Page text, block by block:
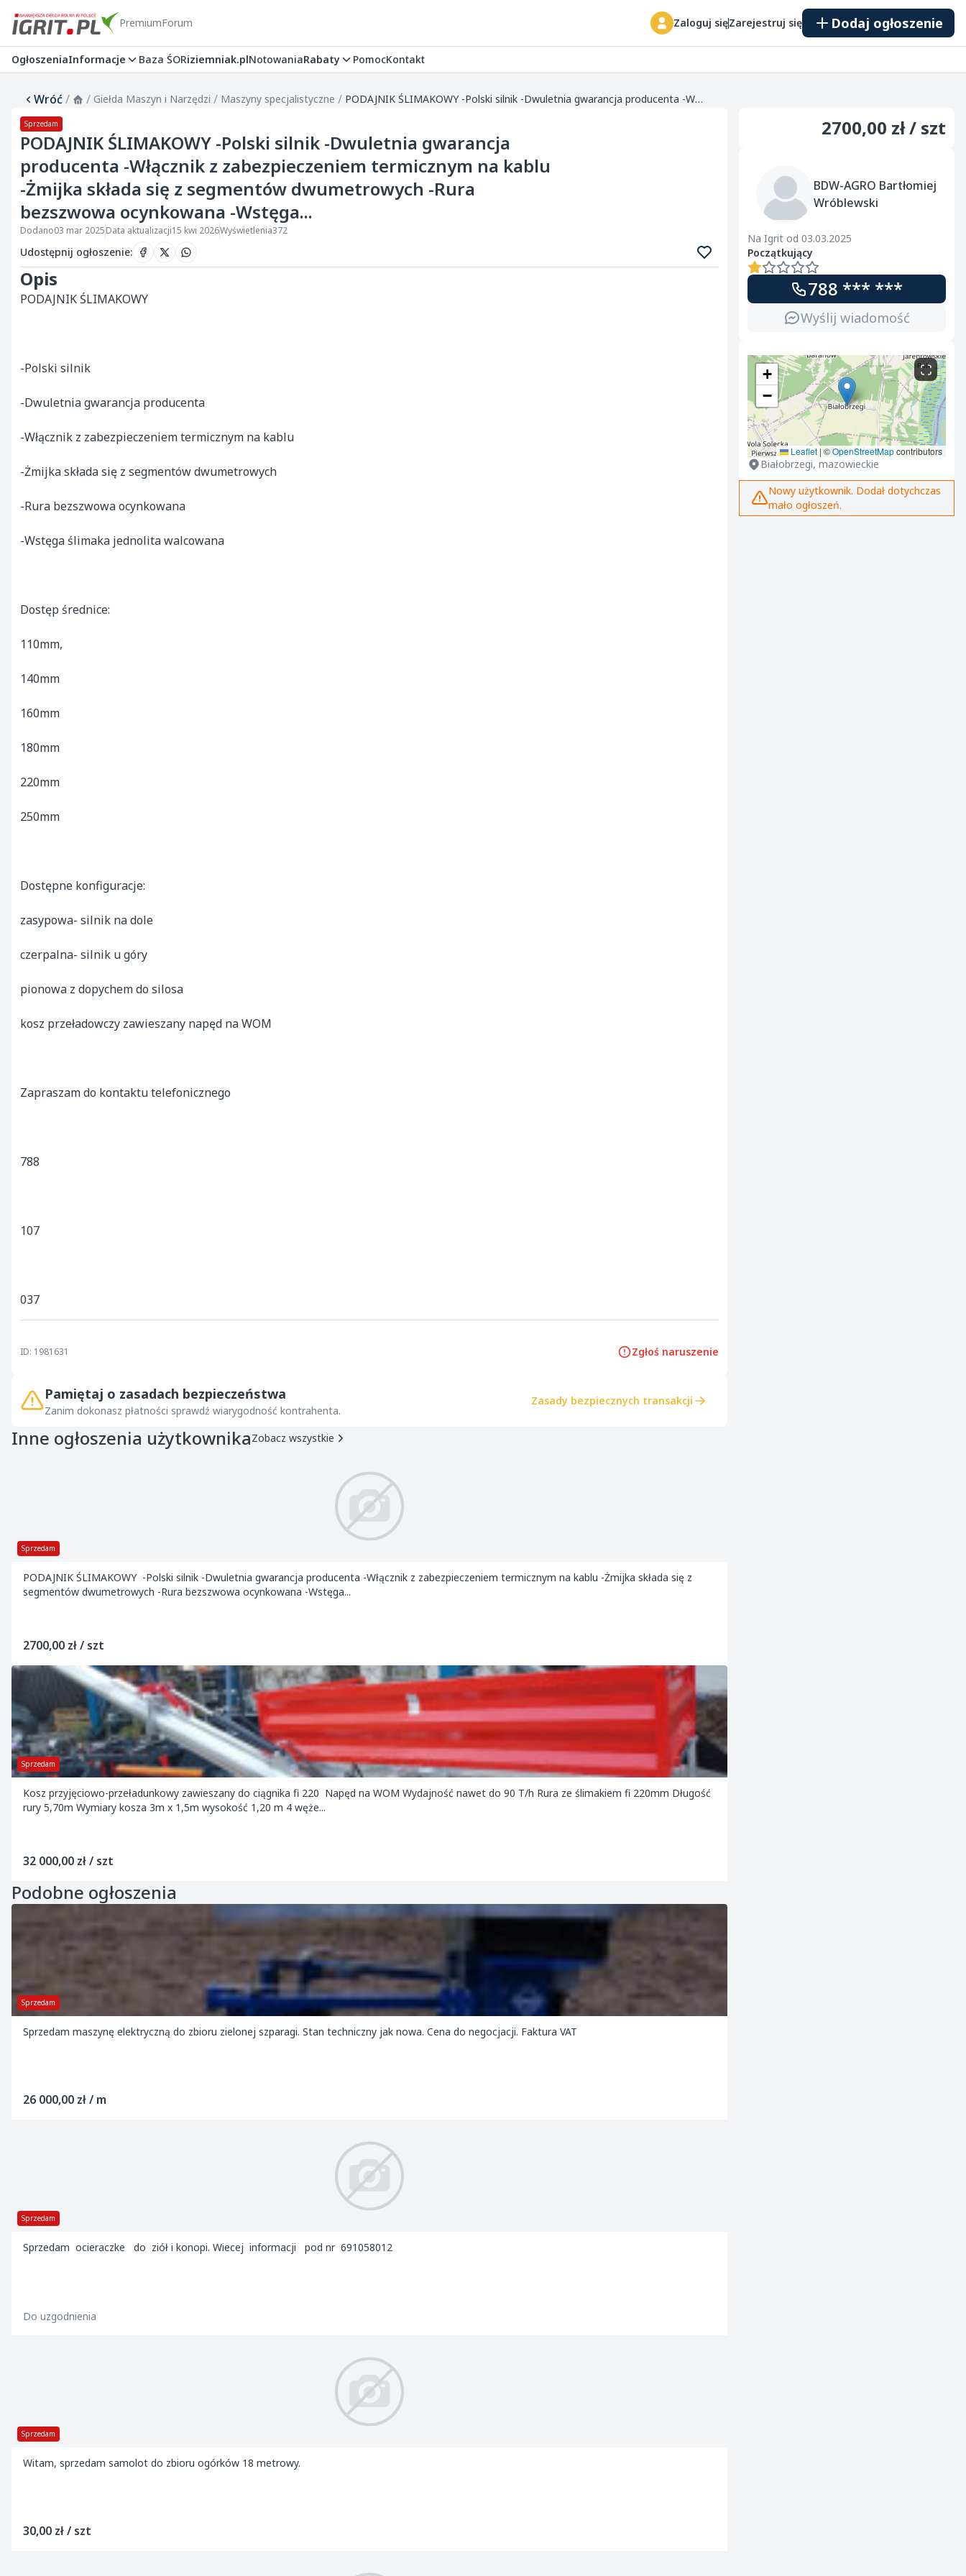
PremiumForum Zaloguj sięZarejestruj się Dodaj ogłoszenie
OgłoszeniaInformacje Baza ŚORiziemniak.plNotowaniaRabaty PomocKontakt
Wróć/ / Giełda Maszyn i Narzędzi / Maszyny specjalistyczne / PODAJNIK ŚLIMAKOWY -Polski silnik -Dwuletnia gwarancja producenta -Włącznik z zabezpieczeniem termicznym na kablu -Żmijka składa się z segmentów dwumetrowych -Rura bezszwowa ocynkowana -Wstęga...
Sprzedam
PODAJNIK ŚLIMAKOWY -Polski silnik -Dwuletnia gwarancja
producenta -Włącznik z zabezpieczeniem termicznym na kablu
-Żmijka składa się z segmentów dwumetrowych -Rura
bezszwowa ocynkowana -Wstęga...
Dodano03 mar 2025Data aktualizacji15 kwi 2026Wyświetlenia372
Udostępnij ogłoszenie:
Opis
PODAJNIK ŚLIMAKOWY
-Polski silnik
-Dwuletnia gwarancja producenta
-Włącznik z zabezpieczeniem termicznym na kablu
-Żmijka składa się z segmentów dwumetrowych
-Rura bezszwowa ocynkowana
-Wstęga ślimaka jednolita walcowana
Dostęp średnice:
110mm,
140mm
160mm
180mm
220mm
250mm
Dostępne konfiguracje:
zasypowa- silnik na dole
czerpalna- silnik u góry
pionowa z dopychem do silosa
kosz przeładowczy zawieszany napęd na WOM
Zapraszam do kontaktu telefonicznego
788
107
037
ID: 1981631 Zgłoś naruszenie
Pamiętaj o zasadach bezpieczeństwa
Zanim dokonasz płatności sprawdź wiarygodność kontrahenta.
Zasady bezpiecznych transakcji
Inne ogłoszenia użytkownikaZobacz wszystkie
Sprzedam
PODAJNIK ŚLIMAKOWY -Polski silnik -Dwuletnia gwarancja producenta -Włącznik z zabezpieczeniem termicznym na kablu -Żmijka składa się z
segmentów dwumetrowych -Rura bezszwowa ocynkowana -Wstęga...
2700,00 zł / szt
Sprzedam
Kosz przyjęciowo-przeładunkowy zawieszany do ciągnika fi 220 Napęd na WOM Wydajność nawet do 90 T/h Rura ze ślimakiem fi 220mm Długość
rury 5,70m Wymiary kosza 3m x 1,5m wysokość 1,20 m 4 węże...
32 000,00 zł / szt
Podobne ogłoszenia
Sprzedam
Sprzedam maszynę elektryczną do zbioru zielonej szparagi. Stan techniczny jak nowa. Cena do negocjacji. Faktura VAT
26 000,00 zł / m
Sprzedam
Sprzedam ocieraczke do ziół i konopi. Wiecej informacji pod nr 691058012
Do uzgodnienia
Sprzedam
Witam, sprzedam samolot do zbioru ogórków 18 metrowy.
30,00 zł / szt
2700,00 zł / szt
BDW-AGRO Bartłomiej
Wróblewski
Na Igrit od 03.03.2025
Początkujący
788 *** ***
Wyślij wiadomość
+
−
Leaflet | ©OpenStreetMapcontributors
Białobrzegi, mazowieckie
Nowy użytkownik. Dodał dotychczas
mało ogłoszeń.